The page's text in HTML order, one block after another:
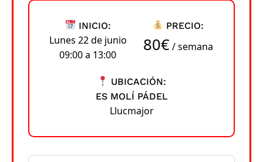
INICIO:
Lunes 22 de junio
09:00 a 13:00
PRECIO:
80€/ semana
UBICACIÓN:
ES MOLÍ PÁDEL
Llucmajor